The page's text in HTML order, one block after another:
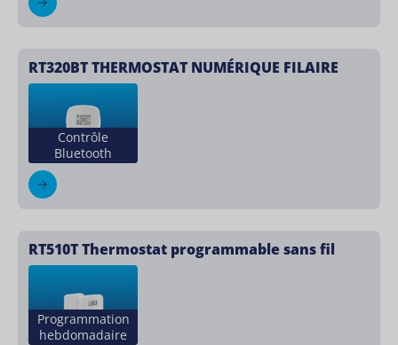
RT320BT THERMOSTAT NUMÉRIQUE FILAIRE
Contrôle
Bluetooth
RT510T Thermostat programmable sans fil
Programmation
hebdomadaire